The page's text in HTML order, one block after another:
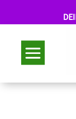
Abholung nach